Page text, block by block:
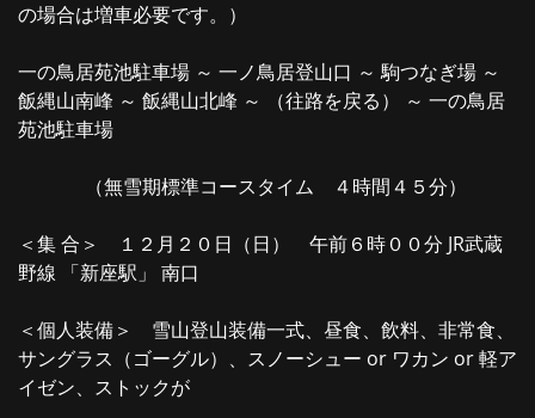
の場合は増車必要です。）
一の鳥居苑池駐車場 ～ 一ノ鳥居登山口 ～ 駒つなぎ場 ～
飯縄山南峰 ～ 飯縄山北峰 ～ （往路を戻る） ～ 一の鳥居
苑池駐車場
（無雪期標準コースタイム ４時間４５分）
＜集 合＞ １２月２０日（日） 午前６時００分 JR武蔵
野線 「新座駅」 南口
＜個人装備＞ 雪山登山装備一式、昼食、飲料、非常食、
サングラス（ゴーグル）、スノーシュー or ワカン or 軽ア
イゼン、ストックが